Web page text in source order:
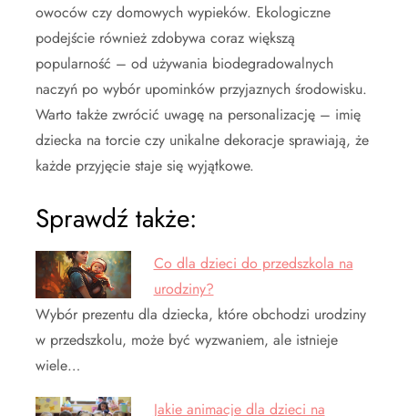
owoców czy domowych wypieków. Ekologiczne
podejście również zdobywa coraz większą
popularność – od używania biodegradowalnych
naczyń po wybór upominków przyjaznych środowisku.
Warto także zwrócić uwagę na personalizację – imię
dziecka na torcie czy unikalne dekoracje sprawiają, że
każde przyjęcie staje się wyjątkowe.
Sprawdź także:
Co dla dzieci do przedszkola na
urodziny?
Wybór prezentu dla dziecka, które obchodzi urodziny
w przedszkolu, może być wyzwaniem, ale istnieje
wiele…
Jakie animacje dla dzieci na